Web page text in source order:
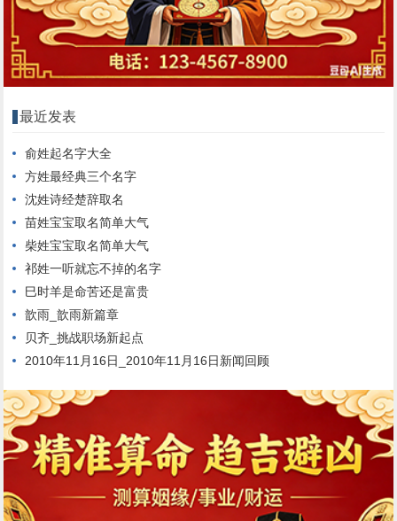
最近发表
俞姓起名字大全
方姓最经典三个名字
沈姓诗经楚辞取名
苗姓宝宝取名简单大气
柴姓宝宝取名简单大气
祁姓一听就忘不掉的名字
巳时羊是命苦还是富贵
歆雨_歆雨新篇章
贝齐_挑战职场新起点
2010年11月16日_2010年11月16日新闻回顾